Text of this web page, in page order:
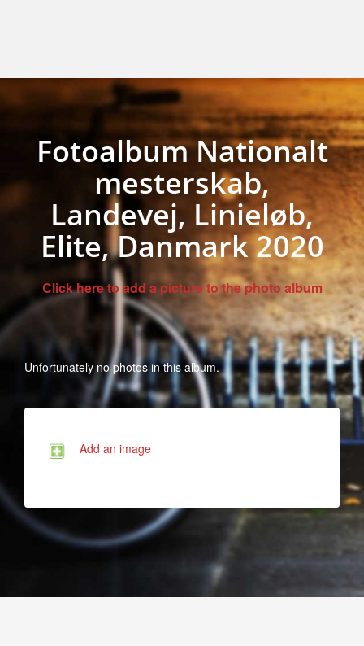
Fotoalbum Nationalt
mesterskab,
Landevej, Linieløb,
Elite, Danmark 2020
Click here to add a picture to the photo album
Unfortunately no photos in this album.
Add an image